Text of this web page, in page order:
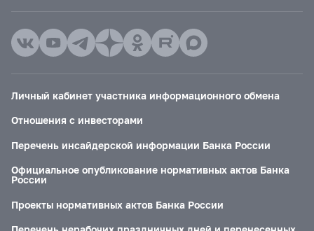
Личный кабинет участника информационного обмена
Отношения с инвесторами
Перечень инсайдерской информации Банка России
Официальное опубликование нормативных актов Банка
России
Проекты нормативных актов Банка России